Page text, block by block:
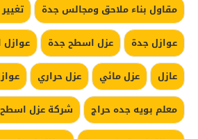
مقاول بناء ملاحق ومجالس جدة
عوازل جدة
عزل اسطح جدة
عازل
عزل مائي عزل حراري
معلم بويه جده حراج
شركة عزل